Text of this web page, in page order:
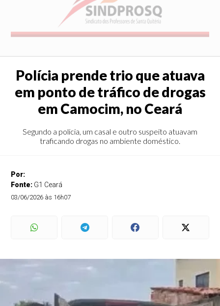
Polícia prende trio que atuava
em ponto de tráfico de drogas
em Camocim, no Ceará
Segundo a polícia, um casal e outro suspeito atuavam
traficando drogas no ambiente doméstico.
Por:
Fonte: G1 Ceará
03/06/2026 às 16h07